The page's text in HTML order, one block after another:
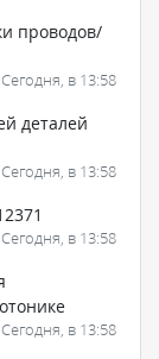
проводов/
Сегодня, в 13:58
деталей
Сегодня, в 13:58
Сегодня, в 13:58
Сегодня, в 13:58